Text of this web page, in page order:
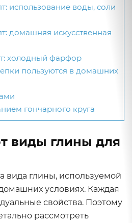
использование воды, соли
домашняя искусственная
холодный фарфор
пользуются в домашних
гончарного круга
виды глины для
вида глины, используемой
условиях. Каждая
свойства. Поэтому
рассмотреть